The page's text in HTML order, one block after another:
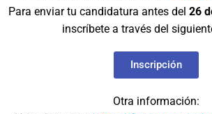
Para enviar tu candidatura antes del 26
inscríbete a través del
Inscripción
Otra información: